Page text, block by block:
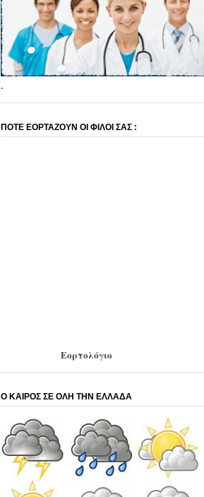
.
ΠΟΤΕ ΕΟΡΤΑΖΟΥΝ ΟΙ ΦΙΛΟΙ ΣΑΣ :
Εορτολόγιο
Ο ΚΑΙΡΟΣ ΣΕ ΟΛΗ ΤΗΝ ΕΛΛΑΔΑ